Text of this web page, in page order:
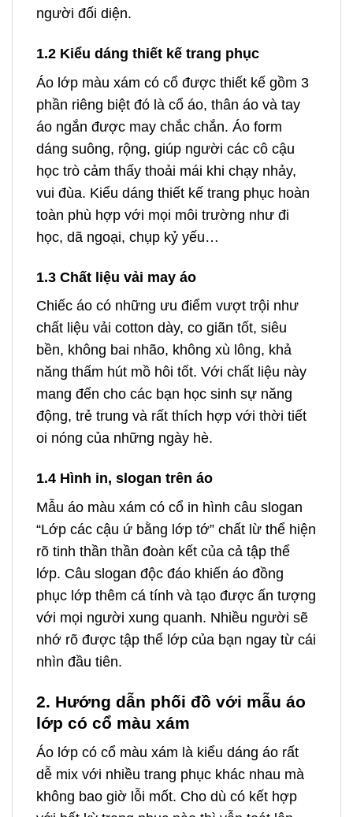
người đối diện.
1.2 Kiểu dáng thiết kế trang phục
Áo lớp màu xám có cổ được thiết kế gồm 3
phần riêng biệt đó là cổ áo, thân áo và tay
áo ngắn được may chắc chắn. Áo form
dáng suông, rộng, giúp người các cô cậu
học trò cảm thấy thoải mái khi chạy nhảy,
vui đùa. Kiểu dáng thiết kế trang phục hoàn
toàn phù hợp với mọi môi trường như đi
học, dã ngoại, chụp kỷ yếu…
1.3 Chất liệu vải may áo
Chiếc áo có những ưu điểm vượt trội như
chất liệu vải cotton dày, co giãn tốt, siêu
bền, không bai nhão, không xù lông, khả
năng thấm hút mồ hôi tốt. Với chất liệu này
mang đến cho các bạn học sinh sự năng
động, trẻ trung và rất thích hợp với thời tiết
oi nóng của những ngày hè.
1.4 Hình in, slogan trên áo
Mẫu áo màu xám có cổ in hình câu slogan
“Lớp các cậu ứ bằng lớp tớ” chất lừ thể hiện
rõ tinh thần thần đoàn kết của cả tập thể
lớp. Câu slogan độc đáo khiến áo đồng
phục lớp thêm cá tính và tạo được ấn tượng
với mọi người xung quanh. Nhiều người sẽ
nhớ rõ được tập thể lớp của bạn ngay từ cái
nhìn đầu tiên.
2. Hướng dẫn phối đồ với mẫu áo
lớp có cổ màu xám
Áo lớp có cổ màu xám là kiểu dáng áo rất
dễ mix với nhiều trang phục khác nhau mà
không bao giờ lỗi mốt. Cho dù có kết hợp